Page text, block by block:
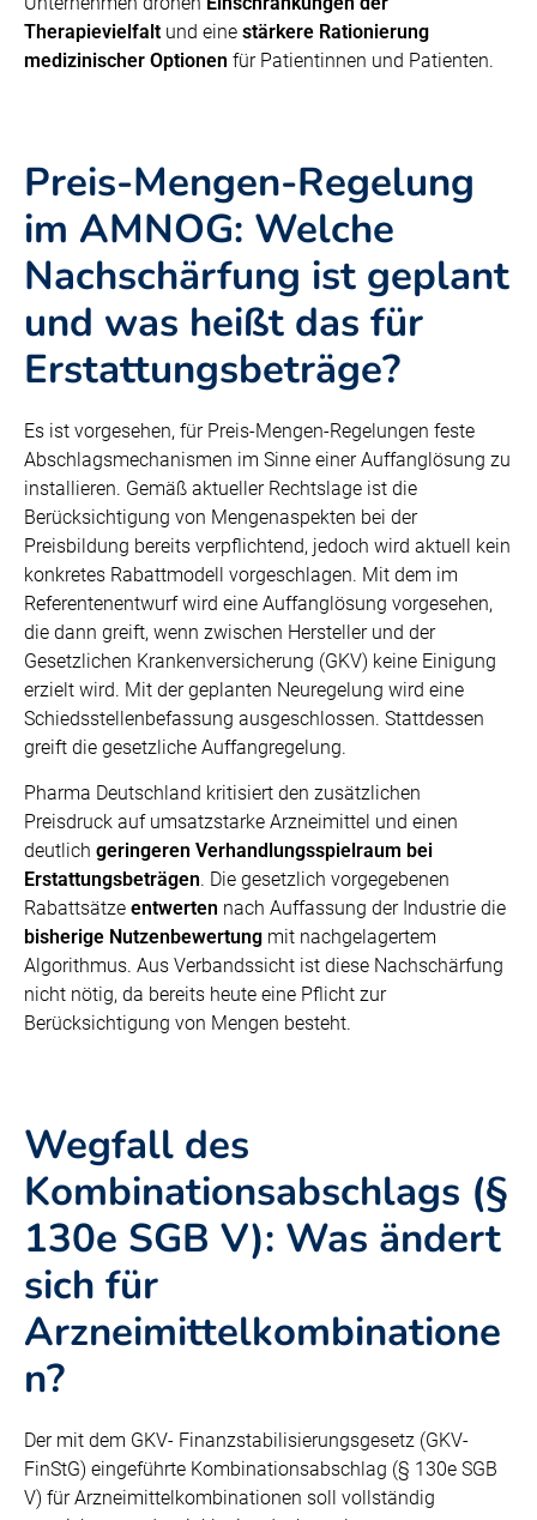
Therapievielfalt und eine stärkere Rationierung
medizinischer Optionen für Patientinnen und Patienten.
Preis-Mengen-Regelung
im AMNOG: Welche
Nachschärfung ist geplant
und was heißt das für
Erstattungsbeträge?
Es ist vorgesehen, für Preis-Mengen-Regelungen feste
Abschlagsmechanismen im Sinne einer Auffanglösung zu
installieren. Gemäß aktueller Rechtslage ist die
Berücksichtigung von Mengenaspekten bei der
Preisbildung bereits verpflichtend, jedoch wird aktuell kein
konkretes Rabattmodell vorgeschlagen. Mit dem im
Referentenentwurf wird eine Auffanglösung vorgesehen,
die dann greift, wenn zwischen Hersteller und der
Gesetzlichen Krankenversicherung (GKV) keine Einigung
erzielt wird. Mit der geplanten Neuregelung wird eine
Schiedsstellenbefassung ausgeschlossen. Stattdessen
greift die gesetzliche Auffangregelung.
Pharma Deutschland kritisiert den zusätzlichen
Preisdruck auf umsatzstarke Arzneimittel und einen
deutlich geringeren Verhandlungsspielraum bei
Erstattungsbeträgen. Die gesetzlich vorgegebenen
Rabattsätze entwerten nach Auffassung der Industrie die
bisherige Nutzenbewertung mit nachgelagertem
Algorithmus. Aus Verbandssicht ist diese Nachschärfung
nicht nötig, da bereits heute eine Pflicht zur
Berücksichtigung von Mengen besteht.
Wegfall des
Kombinationsabschlags (§
130e SGB V): Was ändert
sich für
Arzneimittelkombinatione
n?
Der mit dem GKV- Finanzstabilisierungsgesetz (GKV-
FinStG) eingeführte Kombinationsabschlag (§ 130e SGB
V) für Arzneimittelkombinationen soll vollständig